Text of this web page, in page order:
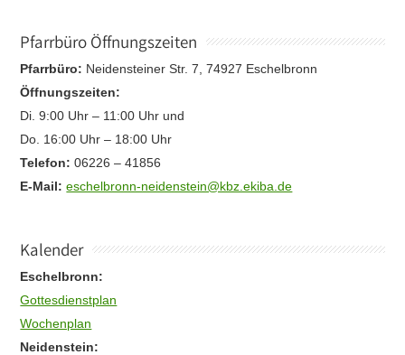
Pfarrbüro Öffnungszeiten
Pfarrbüro: Neidensteiner Str. 7, 74927 Eschelbronn
Öffnungszeiten:
Di. 9:00 Uhr – 11:00 Uhr und
Do. 16:00 Uhr – 18:00 Uhr
Telefon: 06226 – 41856
E-Mail: eschelbronn-neidenstein@kbz.ekiba.de
Kalender
Eschelbronn:
Gottesdienstplan
Wochenplan
Neidenstein: